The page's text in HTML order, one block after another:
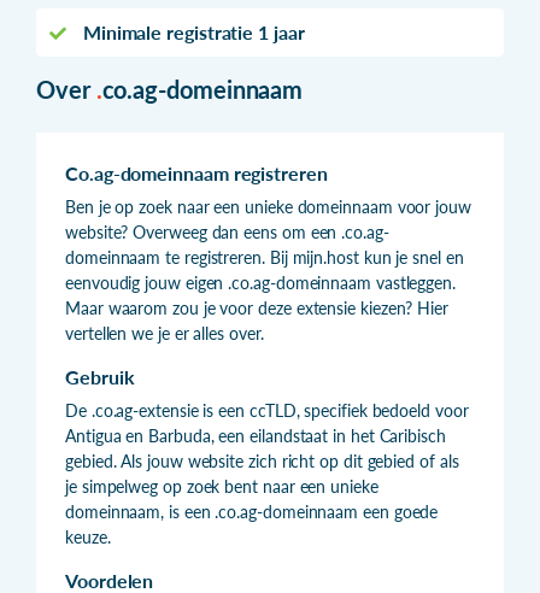
Minimale registratie 1 jaar
Over .co.ag-domeinnaam
Co.ag-domeinnaam registreren
Ben je op zoek naar een unieke domeinnaam voor jouw
website? Overweeg dan eens om een .co.ag-
domeinnaam te registreren. Bij mijn.host kun je snel en
eenvoudig jouw eigen .co.ag-domeinnaam vastleggen.
Maar waarom zou je voor deze extensie kiezen? Hier
vertellen we je er alles over.
Gebruik
De .co.ag-extensie is een ccTLD, specifiek bedoeld voor
Antigua en Barbuda, een eilandstaat in het Caribisch
gebied. Als jouw website zich richt op dit gebied of als
je simpelweg op zoek bent naar een unieke
domeinnaam, is een .co.ag-domeinnaam een goede
keuze.
Voordelen